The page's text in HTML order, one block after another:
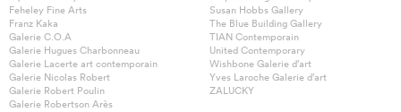
Feheley Fine Arts
Franz Kaka
Galerie C.O.A
Galerie Hugues Charbonneau
Galerie Lacerte art contemporain
Galerie Nicolas Robert
Galerie Robert Poulin
Galerie Robertson Arès
Susan Hobbs Gallery
The Blue Building Gallery
TIAN Contemporain
United Contemporary
Wishbone Galerie d’art
Yves Laroche Galerie d’art
ZALUCKY